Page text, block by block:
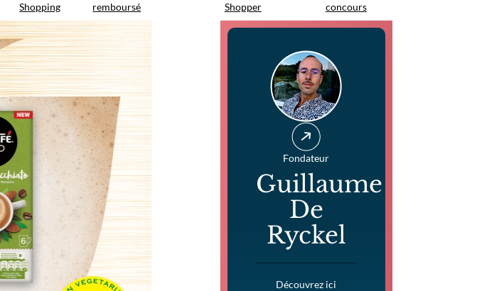
Shopping
remboursé
Shopper
concours
Fondateur
Guillaume
De
Ryckel
Découvrez ici